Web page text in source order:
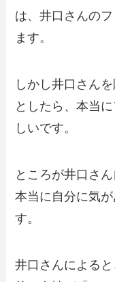
は、井口さんの
ます。
しかし井口さん
としたら、本当
しいです。
ところが井口さ
本当に自分に気
す。
井口さんによる